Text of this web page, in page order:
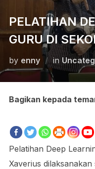
PELATIHAN
GURU DI
by enny in
Bagikan kepada
Pelatihan Deep
Xaverius